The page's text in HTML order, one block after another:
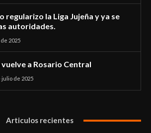
regularizo la Liga Jujeña y ya se
autoridades.
2025
a Rosario Central
julio de 2025
Articulos recientes